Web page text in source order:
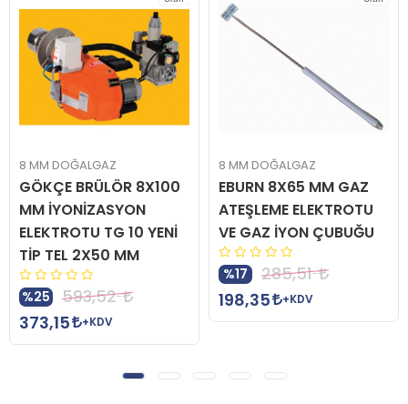
8 MM DOĞALGAZ
GÖKÇE BRÜLÖR 8X100
MM İYONİZASYON
ELEKTROTU TG 10 YENİ
TİP TEL 2X50 MM
%25
593,52
373,15
+KDV
8 MM DOĞALGAZ
EBURN 8X65 MM GAZ
ATEŞLEME ELEKTROTU
VE GAZ İYON ÇUBUĞU
%17
285,51
198,35
+KDV